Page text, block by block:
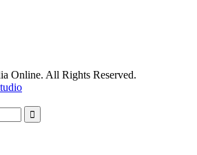
Online. All Rights Reserved.